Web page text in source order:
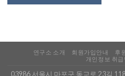
연구소 소개 회원가입안내 후
개인정보 취급
03986 서울시 마포구 동교로 23길